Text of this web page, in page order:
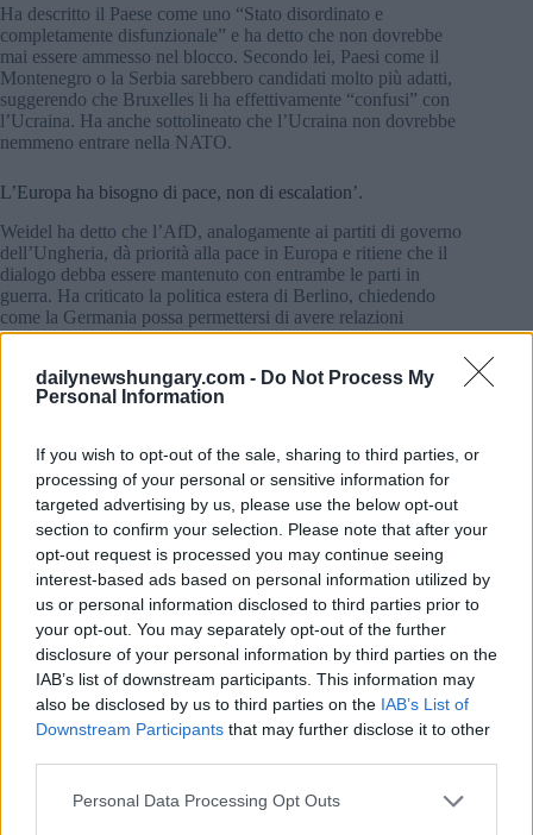
dailynewshungary.com - Do Not Process My
Personal Information
If you wish to opt-out of the sale, sharing to third parties, or
processing of your personal or sensitive information for
targeted advertising by us, please use the below opt-out
section to confirm your selection. Please note that after your
opt-out request is processed you may continue seeing
interest-based ads based on personal information utilized by
us or personal information disclosed to third parties prior to
your opt-out. You may separately opt-out of the further
disclosure of your personal information by third parties on the
IAB’s list of downstream participants. This information may
also be disclosed by us to third parties on the IAB’s List of
Downstream Participants that may further disclose it to other
Please note that this website/app uses one or more Google
Personal Data Processing Opt Outs
Ha descritto il Paese come uno “Stato disordinato e
completamente disfunzionale” e ha detto che non dovrebbe
mai essere ammesso nel blocco. Secondo lei, Paesi come il
Montenegro o la Serbia sarebbero candidati molto più adatti,
suggerendo che Bruxelles li ha effettivamente “confusi” con
l’Ucraina. Ha anche sottolineato che l’Ucraina non dovrebbe
nemmeno entrare nella NATO.
L’Europa ha bisogno di pace, non di escalation’.
Weidel ha detto che l’AfD, analogamente ai partiti di governo
dell’Ungheria, dà priorità alla pace in Europa e ritiene che il
dialogo debba essere mantenuto con entrambe le parti in
guerra. Ha criticato la politica estera di Berlino, chiedendo
come la Germania possa permettersi di avere relazioni
scadenti contemporaneamente con gli Stati Uniti, la Cina e la
Ha definito l’attuale leadership europea “incredibilmente
così tanta “porcellana” che i processi politici potrebbero
andare fuori controllo.
Secondo Weidel, la guerra in Ucraina è essenzialmente un
conflitto per procura tra Washington e Mosca, e solo gli Stati
Uniti hanno la leva per mediare la pace. Dal punto di vista
dell’Europa, ha aggiunto, la posizione esatta del confine
russo-ucraino dovrebbe essere secondaria rispetto alla
prevenzione di un’ulteriore escalation.
Ha anche criticato i leader europei per aver rafforzato
Volodymyr Zelenskyy, sostenendo che non ha un sostegno
interno sufficiente. Invece, ha suggerito che l’Europa
dovrebbe ritirarsi, rimanere neutrale e agire come mediatore
piuttosto che cercare di giocare un ruolo geopolitico